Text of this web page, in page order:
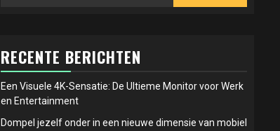
RECENTE BERICHTEN
Een Visuele 4K-Sensatie: De Ultieme Monitor voor Werk
en Entertainment
Dompel jezelf onder in een nieuwe dimensie van mobiel